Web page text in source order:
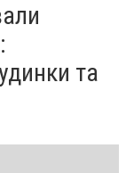
та